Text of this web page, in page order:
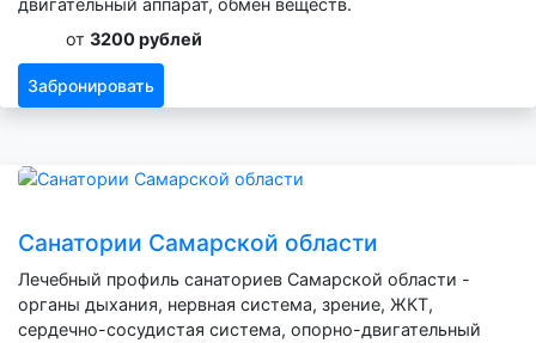
от 3200 рублей
Забронировать
Санатории Самарской области
Лечебный профиль санаториев Самарской области -
органы дыхания, нервная система, зрение, ЖКТ,
сердечно-сосудистая система, опорно-двигательный